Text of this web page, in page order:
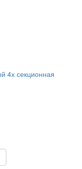
4х секционная